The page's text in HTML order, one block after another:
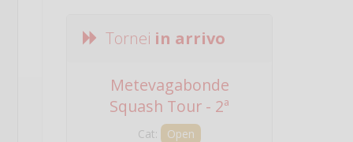
Tornei in arrivo
Metevagabonde
Squash Tour - 2ª
Tappa
Cat:
Open